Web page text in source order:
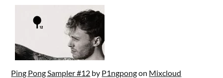
Ping Pong Sampler #12 by P1ngpongon Mixcloud